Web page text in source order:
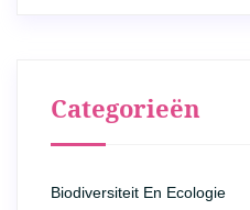
Categorieën
Biodiversiteit En Ecologie